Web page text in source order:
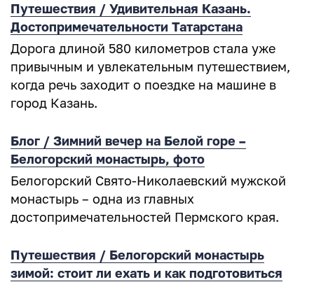
Путешествия / Удивительная Казань.
Достопримечательности Татарстана
Дорога длиной 580 километров стала уже
привычным и увлекательным путешествием,
когда речь заходит о поездке на машине в
город Казань.
Блог / Зимний вечер на Белой горе –
Белогорский монастырь, фото
Белогорский Свято-Николаевский мужской
монастырь – одна из главных
достопримечательностей Пермского края.
Путешествия / Белогорский монастырь
зимой: стоит ли ехать и как подготовиться